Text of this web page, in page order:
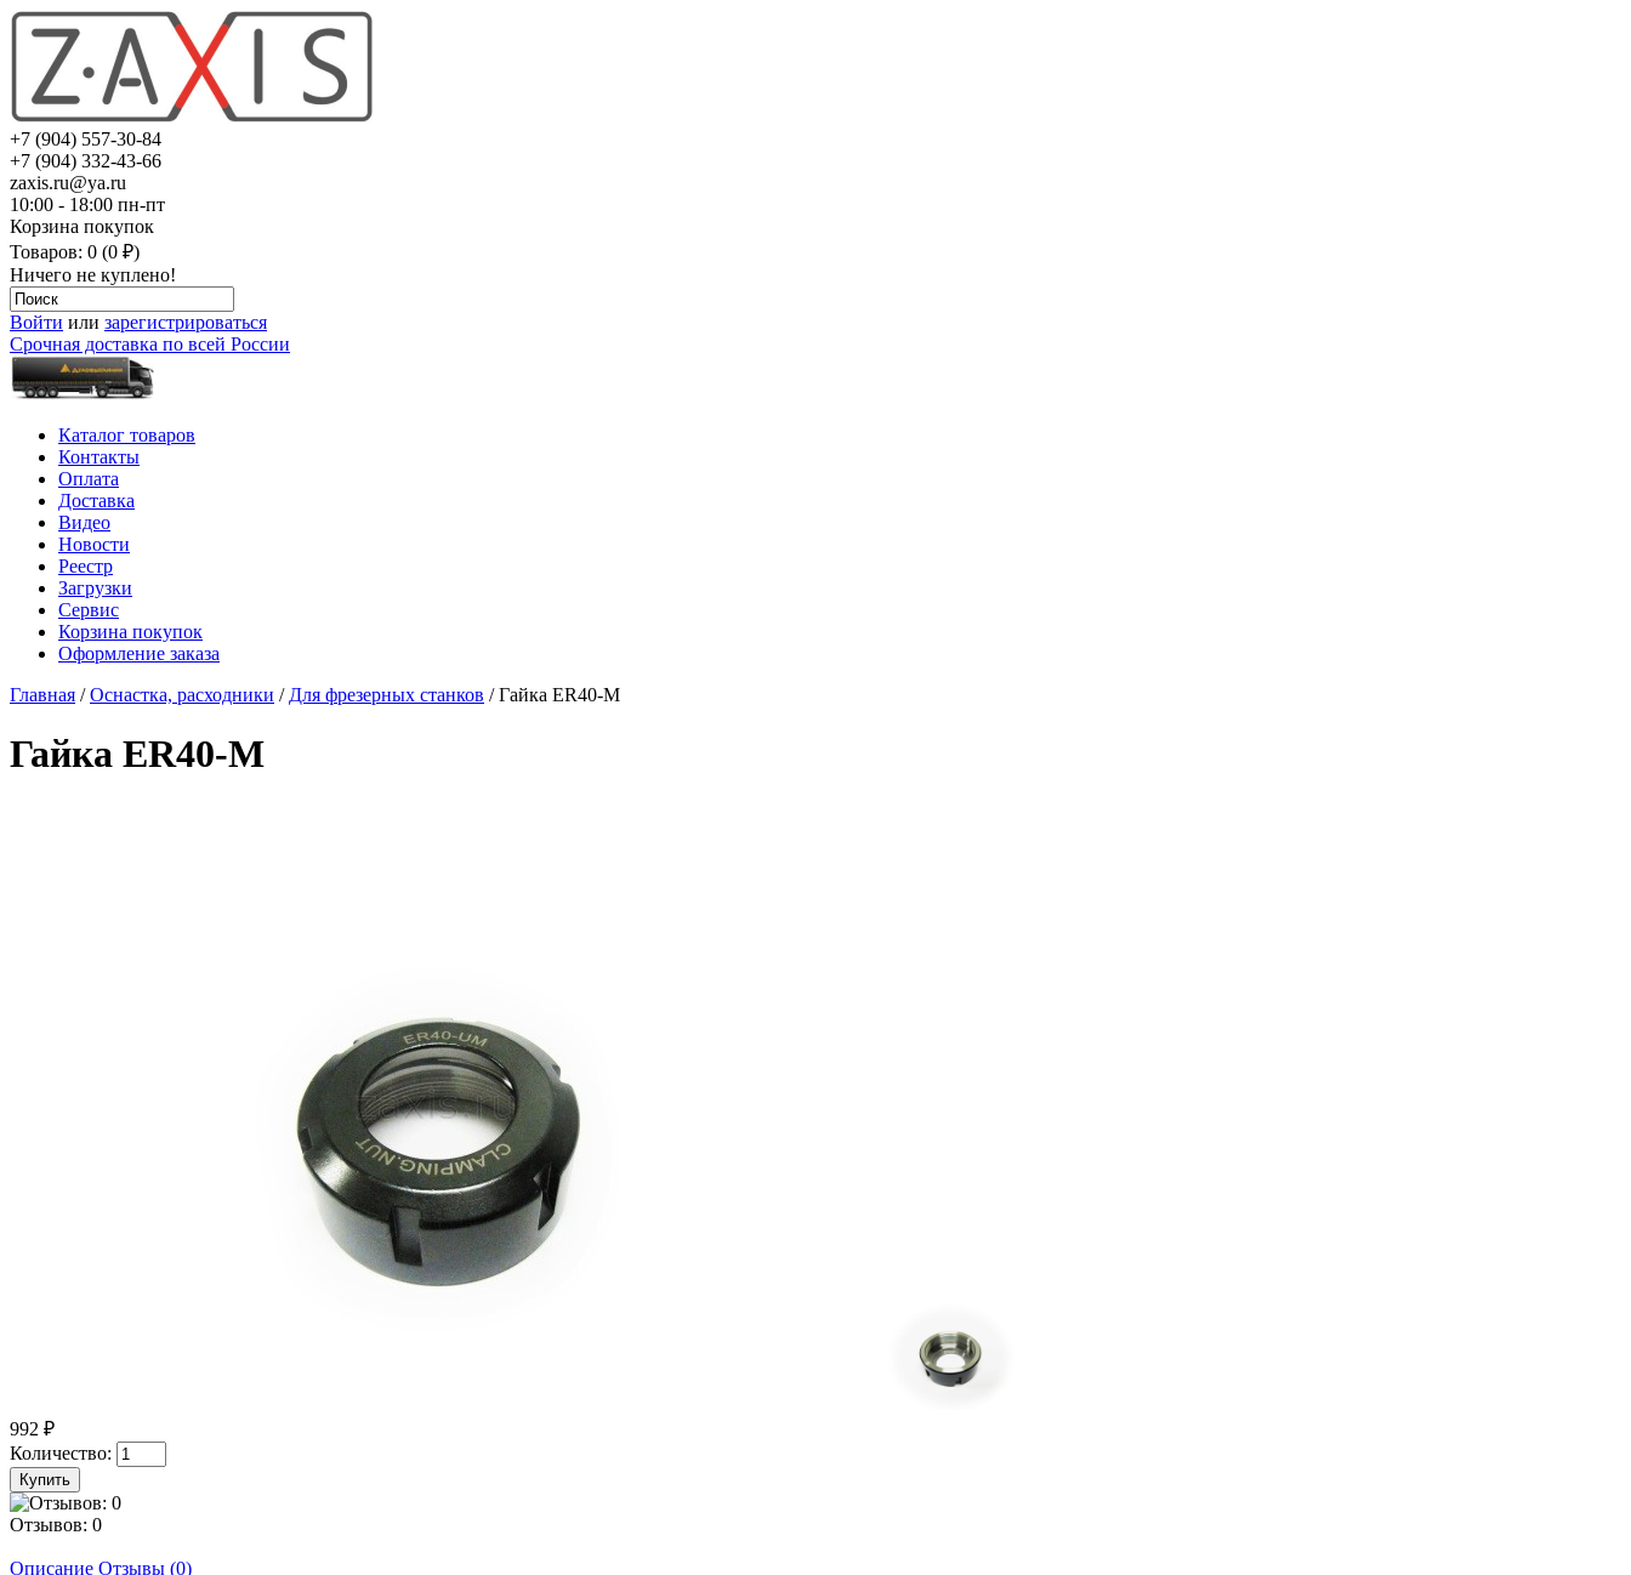
+7 (904) 557-30-84
+7 (904) 332-43-66
zaxis.ru@ya.ru
10:00 - 18:00 пн-пт
Корзина покупок
Товаров: 0 (0 ₽)
Ничего не куплено!
Войти или зарегистрироваться
Срочная доставка по всей России
Каталог товаров
Контакты
Оплата
Доставка
Видео
Новости
Реестр
Загрузки
Сервис
Корзина покупок
Оформление заказа
Главная /Оснастка, расходники / Для фрезерных станков / Гайка ER40-M
Гайка ER40-M
992 ₽
Количество:
Отзывов: 0
Описание Отзывы (0)